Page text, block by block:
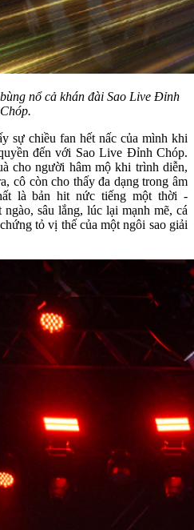
nổ cả khán đài Sao Live Đỉnh
Chóp.
sự chiều fan hết nấc của mình khi
đến với Sao Live Đỉnh Chóp.
cho người hâm mộ khi trình diễn,
cô còn cho thấy đa dạng trong âm
là bản hit nức tiếng một thời -
sâu lắng, lúc lại mạnh mẽ, cá
tỏ vị thế của một ngôi sao giải